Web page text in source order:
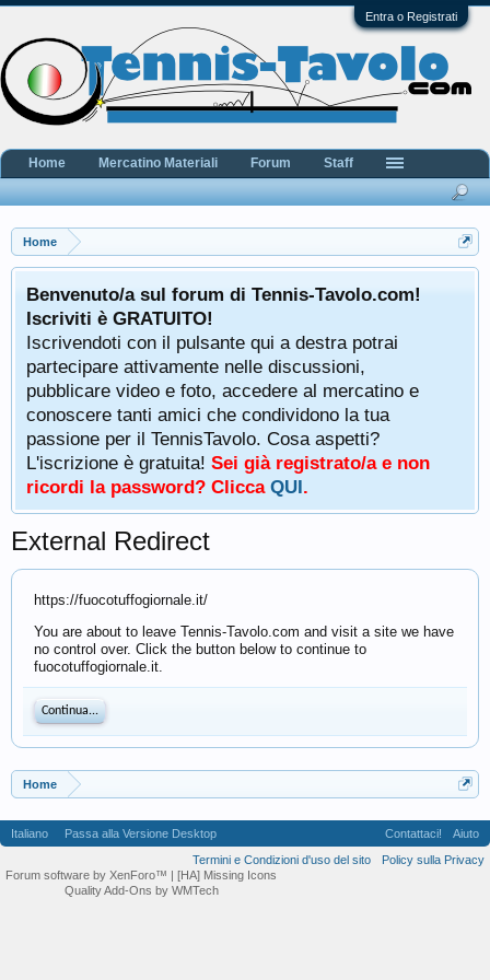
Entra o Registrati
Home
Benvenuto/a sul forum di Tennis-Tavolo.com!
Iscriviti è GRATUITO!
Iscrivendoti con il pulsante qui a destra potrai
partecipare attivamente nelle discussioni,
pubblicare video e foto, accedere al mercatino e
conoscere tanti amici che condividono la tua
passione per il TennisTavolo. Cosa aspetti?
L'iscrizione è gratuita! Sei già registrato/a e non
ricordi la password? Clicca QUI.
External Redirect
https://fuocotuffogiornale.it/
You are about to leave Tennis-Tavolo.com and visit a site we have
no control over. Click the button below to continue to
fuocotuffogiornale.it.
Continua...
Home
Home Mercatino Materiali Forum Staff
Italiano Passa alla Versione Desktop Contattaci!
Aiuto
Termini e Condizioni d'uso del sito
Policy sulla Privacy
Forum software by XenForo™ | [HA] Missing Icons
Quality Add-Ons by WMTech